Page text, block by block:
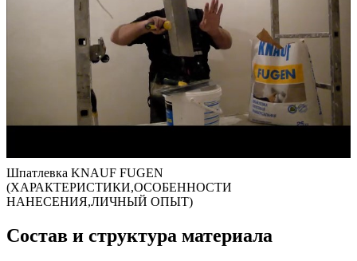
Шпатлевка KNAUF FUGEN
(ХАРАКТЕРИСТИКИ,ОСОБЕННОСТИ
НАНЕСЕНИЯ,ЛИЧНЫЙ ОПЫТ)
Состав и структура материала